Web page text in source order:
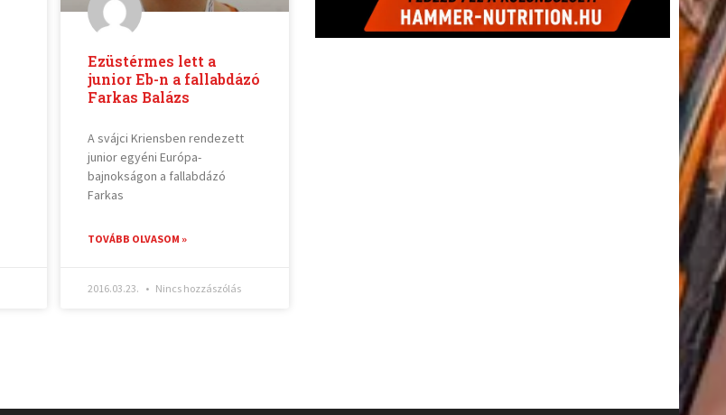
Ezüstérmes lett a
junior Eb-n a fallabdázó
Farkas Balázs
A svájci Kriensben rendezett
junior egyéni Európa-
bajnokságon a fallabdázó
Farkas
TOVÁBB OLVASOM »
2016.03.23. Nincs hozzászólás